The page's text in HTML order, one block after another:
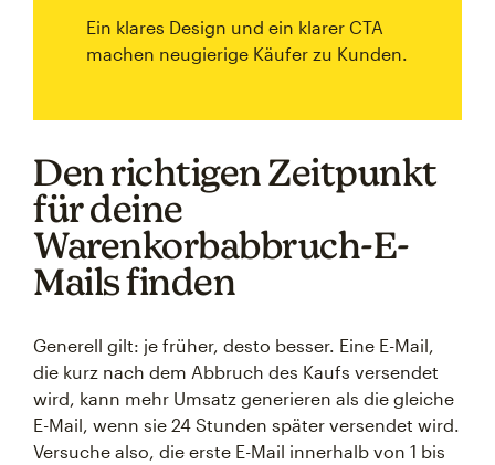
Ein klares Design und ein klarer CTA
machen neugierige Käufer zu Kunden.
Den richtigen Zeitpunkt
für deine
Warenkorbabbruch-E-
Mails finden
Generell gilt: je früher, desto besser. Eine E-Mail,
die kurz nach dem Abbruch des Kaufs versendet
wird, kann mehr Umsatz generieren als die gleiche
E-Mail, wenn sie 24 Stunden später versendet wird.
Versuche also, die erste E-Mail innerhalb von 1 bis